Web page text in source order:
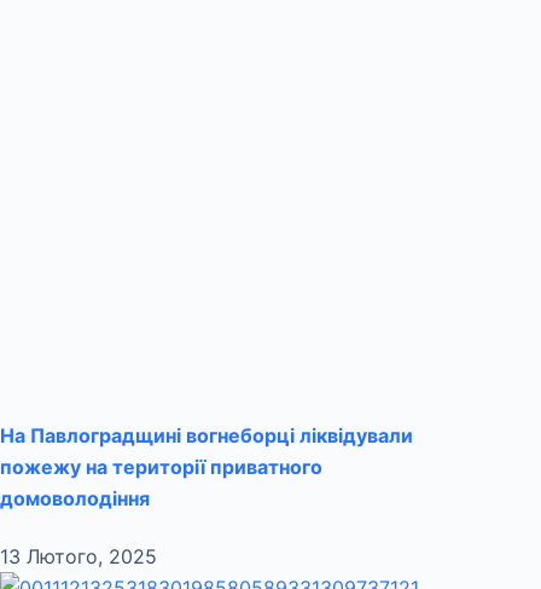
На Павлоградщині вогнеборці ліквідували
пожежу на території приватного
домоволодіння
13 Лютого, 2025